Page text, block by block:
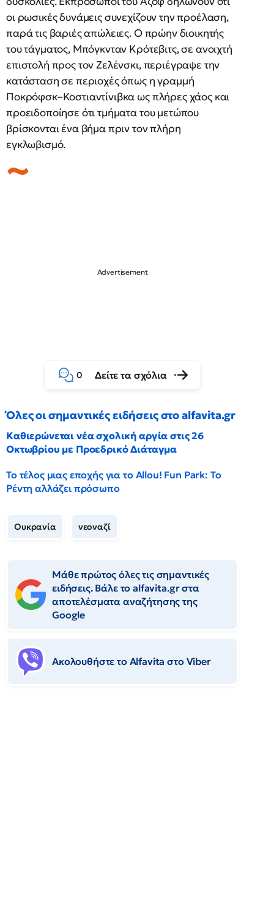
οι ρωσικές δυνάμεις συνεχίζουν την προέλαση,
παρά τις βαριές απώλειες. Ο πρώην διοικητής
του τάγματος, Μπόγκνταν Κρότεβιτς, σε ανοιχτή
επιστολή προς τον Ζελένσκι, περιέγραψε την
κατάσταση σε περιοχές όπως η γραμμή
Ποκρόφσκ–Κοστιαντίνιβκα ως πλήρες χάος και
προειδοποίησε ότι τμήματα του μετώπου
βρίσκονται ένα βήμα πριν τον πλήρη
εγκλωβισμό.
0 Δείτε τα σχόλια
Όλες οι σημαντικές ειδήσεις στο alfavita.gr
Καθιερώνεται νέα σχολική αργία στις 26
Οκτωβρίου με Προεδρικό Διάταγμα
Το τέλος μιας εποχής για το Allou! Fun Park: Το
Ρέντη αλλάζει πρόσωπο
Ουκρανία νεοναζί
Μάθε πρώτος όλες τις σημαντικές
ειδήσεις. Βάλε το alfavita.gr στα
αποτελέσματα αναζήτησης της
Google
Ακολουθήστε το Αlfavita στο Viber